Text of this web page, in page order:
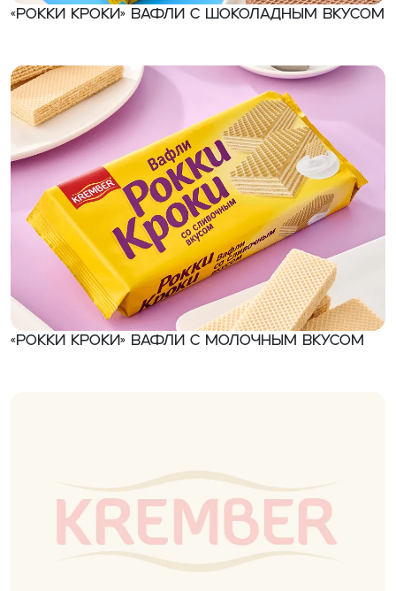
«Рокки Кроки» Вафли с шоколадным вкусом
«Рокки Кроки» Вафли с молочным вкусом